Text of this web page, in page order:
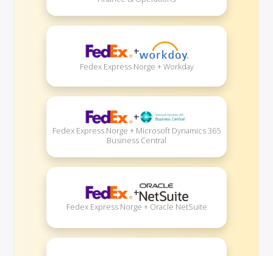
+
Fedex Express Norge + Workday
+
Fedex Express Norge + Microsoft Dynamics 365
Business Central
+
Fedex Express Norge + Oracle NetSuite